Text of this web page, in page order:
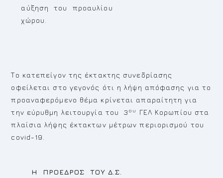
αύξηση του προαυλίου
χώρου.
Το κατεπείγον της έκτακτης συνεδρίασης
οφείλεται στο γεγονός ότι η λήψη απόφασης για το
προαναφερόμενο θέμα κρίνεται απαραίτητη για
την εύρυθμη λειτουργία του 3 ου
ΓΕΛ Κορωπίου στα
πλαίσια λήψης έκτακτων μέτρων περιορισμού του
covid-19.
Η ΠΡΟΕΔΡΟΣ ΤΟΥ Δ.Σ.